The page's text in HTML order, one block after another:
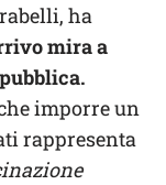
ha
mira a
imporre un
rappresenta